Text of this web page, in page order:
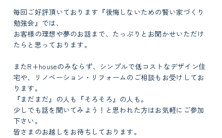
毎回ご好評頂いております『後悔しないための賢い家づくり
勉強会』では、
お客様の理想や夢のお話まで、たっぷりとお聞かせいただけ
たらと思っております。
またR+houseのみならず、シンプルで低コストなデザイン住
宅や、リノベーション・リフォームのご相談もお受けしてお
ります。
『まだまだ』の人も『そろそろ』の人も。
少しでも話を聞いてみよう！と思われた方はお気軽にご参加
下さい。
皆さまのお越しをお待ちしております。